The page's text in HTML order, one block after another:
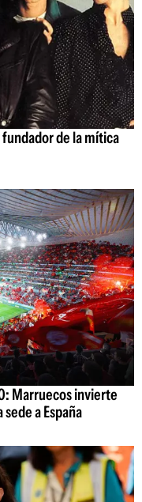
de la mítica
Marruecos invierte
a España